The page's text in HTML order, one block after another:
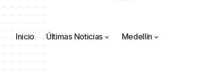
Inicio Últimas Noticias Medellín